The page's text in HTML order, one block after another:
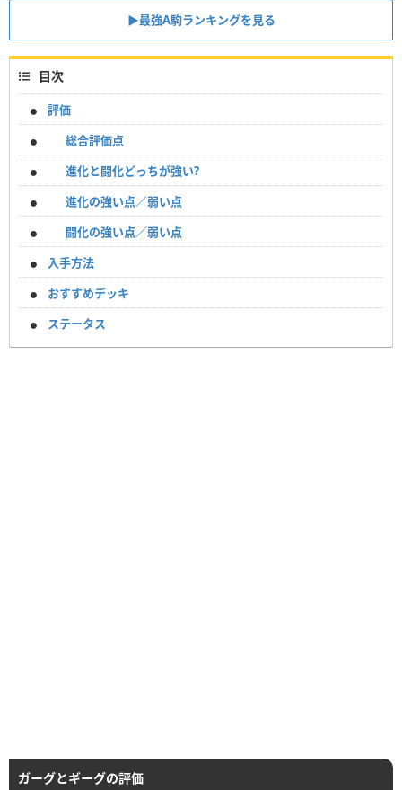
▶︎最強A駒ランキングを見る
目次
評価
総合評価点
進化と闘化どっちが強い?
進化の強い点／弱い点
闘化の強い点／弱い点
入手方法
おすすめデッキ
ステータス
ガーグとギーグの評価